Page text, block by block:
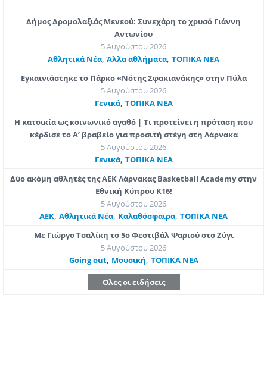
Δήμος Δρομολαξιάς Μενεού: Συνεχάρη το χρυσό Γιάννη
Αντωνίου
5 Αυγούστου 2026
Αθλητικά Νέα,Άλλα αθλήματα, ΤΟΠΙΚΑ ΝΕΑ
Εγκαινιάστηκε το Πάρκο «Νότης Σφακιανάκης» στην Πύλα
5 Αυγούστου 2026
Γενικά, ΤΟΠΙΚΑ ΝΕΑ
Η κατοικία ως κοινωνικό αγαθό | Τι προτείνει η πρόταση που
κέρδισε το Α’ βραβείο για προσιτή στέγη στη Λάρνακα
5 Αυγούστου 2026
Γενικά, ΤΟΠΙΚΑ ΝΕΑ
Δύο ακόμη αθλητές της ΑΕΚ Λάρνακας Basketball Academy στην
Εθνική Κύπρου Κ16!
5 Αυγούστου 2026
ΑΕΚ, Αθλητικά Νέα, Καλαθόσφαιρα, ΤΟΠΙΚΑ ΝΕΑ
Με Γιώργο Τσαλίκη το 5ο Φεστιβάλ Ψαριού στο Ζύγι
5 Αυγούστου 2026
Going out, Μουσική, ΤΟΠΙΚΑ ΝΕΑ
Ολες οι ειδήσεις